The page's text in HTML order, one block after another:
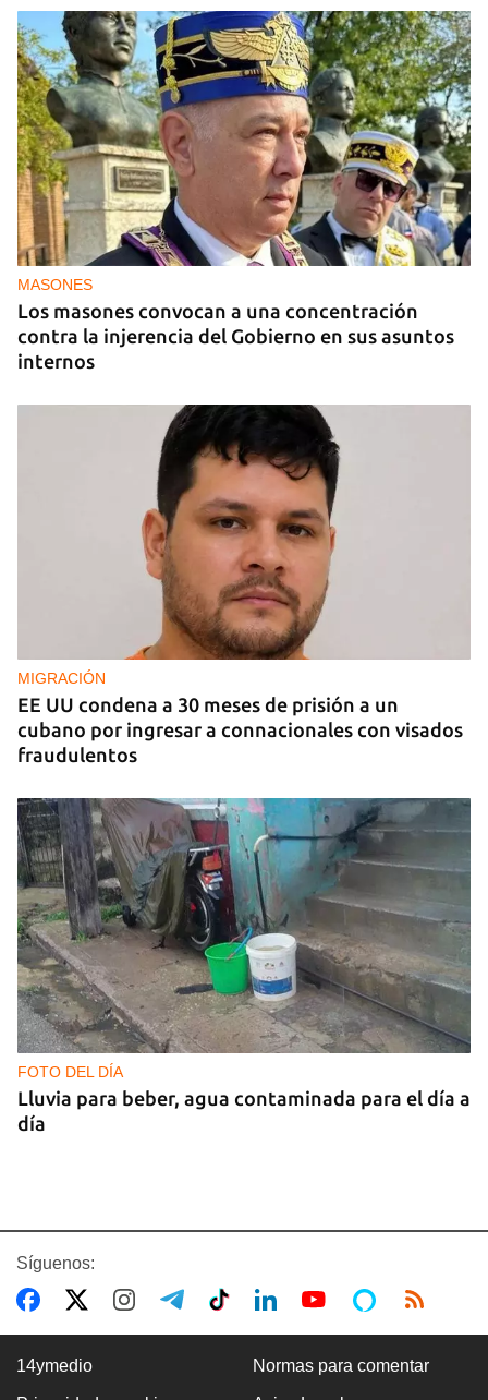
‘Sensación Azul’, de Reynerio Tamayo
MASONES
Los masones convocan a una concentración
contra la injerencia del Gobierno en sus asuntos
internos
MIGRACIÓN
EE UU condena a 30 meses de prisión a un
cubano por ingresar a connacionales con visados
fraudulentos
FOTO DEL DÍA
Lluvia para beber, agua contaminada para el día a
día
Síguenos:
14ymedio Normas para comentar